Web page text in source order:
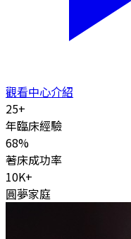
觀看中心介紹
25+
年臨床經驗
68%
著床成功率
10K+
圓夢家庭